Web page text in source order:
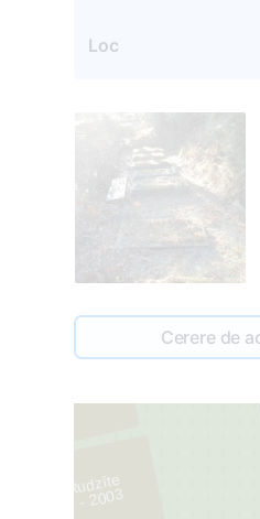
Loc
Cerere de
Elza Rudzīte
1899 - 2003